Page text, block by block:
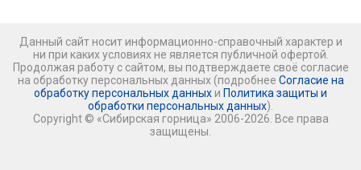
Данный сайт носит информационно-справочный характер и
ни при каких условиях не является публичной офертой.
Продолжая работу с сайтом, вы подтверждаете своё согласие
на обработку персональных данных (подробнее Согласие на
обработку персональных данных и Политика защиты и
обработки персональных данных).
Copyright © «Сибирская горница» 2006-2026. Все права
защищены.